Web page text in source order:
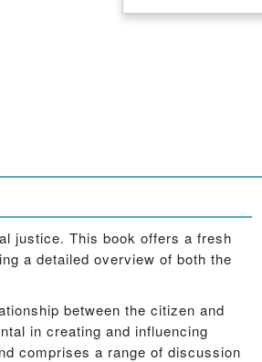
justice. This book offers a fresh
a detailed overview of both the
between the citizen and
in creating and influencing
comprises a range of discussion